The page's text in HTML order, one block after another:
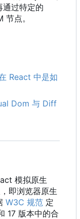
过特定的
点。
React 中是如
Dom 与 Diff
模拟原生
， 即浏览器原生
W3C 规范 定
17 版本中的合